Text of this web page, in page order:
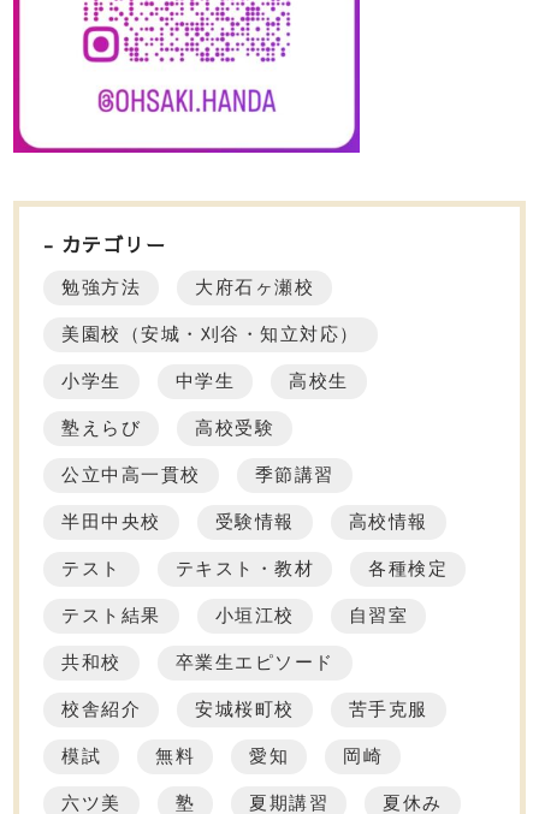
カテゴリー
勉強方法 大府石ヶ瀬校
美園校（安城・刈谷・知立対応）
小学生 中学生 高校生
塾えらび 高校受験
公立中高一貫校 季節講習
半田中央校 受験情報 高校情報
テスト テキスト・教材 各種検定
テスト結果 小垣江校 自習室
共和校 卒業生エピソード
校舎紹介 安城桜町校 苦手克服
模試 無料 愛知 岡崎
六ツ美 塾 夏期講習 夏休み